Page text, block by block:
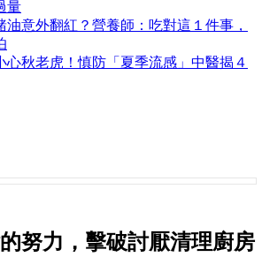
量
油意外翻紅？營養師：吃對這１件事，
心秋老虎！慎防「夏季流感」中醫揭４
努力，擊破討厭清理廚房